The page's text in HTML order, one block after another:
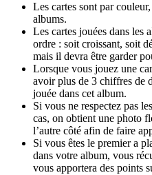
Les cartes sont par
albums.
Les cartes jouées dans les
ordre : soit croissant, soit
mais il devra être garder
Lorsque vous jouez une
avoir plus de 3 chiffres de
jouée dans cet album.
Si vous ne respectez pas
cas, on obtient une photo
l’autre côté afin de faire
Si vous êtes le premier a
dans votre album, vous
vous apportera des points